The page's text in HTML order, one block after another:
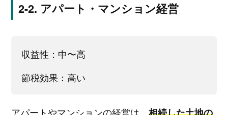
アパート・マンション経営
収益性：中〜高
節税効果：高い
アパートやマンションの経営は、